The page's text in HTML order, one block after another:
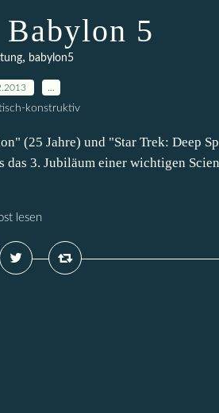
Babylon 5
, babylon5
konstruktiv
(25 Jahre) und "Star Trek: Deep
3. Jubiläum einer wichtigen
lesen